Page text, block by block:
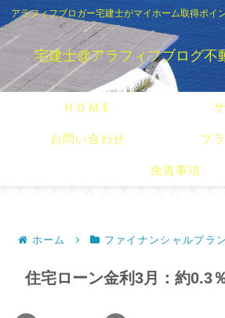
アラフィフブロガー宅建士がマイホーム取得ポイ
宅建士@アラフィフブログ不
ＨＯＭＥ
お問い合わせ プ
免責事項
ホーム ファイナンシャルプラ
住宅ローン金利3月：約0.3